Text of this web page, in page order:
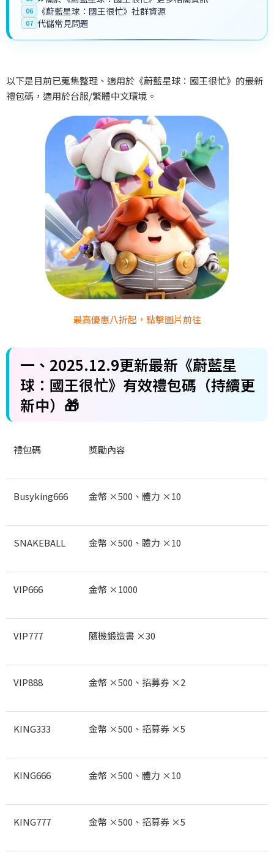
06 《蔚藍星球：國王很忙》社群資源
07 代儲常見問題
以下是目前已蒐集整理、適用於《蔚藍星球：國王很忙》的最新
禮包碼，適用於台服/繁體中文環境。
最高優惠八折起，點擊圖片前往
一、2025.12.9更新最新《蔚藍星
球：國王很忙》有效禮包碼（持續更
新中） 🎁
禮包碼 獎勵內容
Busyking666 金幣 ×500 、體力 ×10
SNAKEBALL 金幣 ×500 、體力 ×10
VIP666 金幣 ×1000
VIP777 隨機鍛造書 ×30
VIP888 金幣 ×500 、招募券 ×2
KING333 金幣 ×500 、招募券 ×5
KING666 金幣 ×500 、體力 ×10
KING777 金幣 ×500 、招募券 ×5